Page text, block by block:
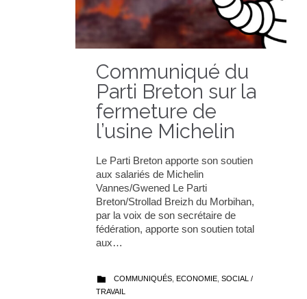
Communiqué du
Parti Breton sur la
fermeture de
l’usine Michelin
Le Parti Breton apporte son soutien
aux salariés de Michelin
Vannes/Gwened Le Parti
Breton/Strollad Breizh du Morbihan,
par la voix de son secrétaire de
fédération, apporte son soutien total
aux…
 CATEGORY
COMMUNIQUÉS ECONOMIE SOCIAL /
TRAVAIL